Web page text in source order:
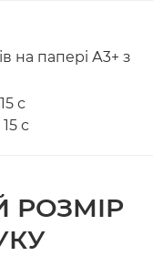
на папері А3+ з
с
с